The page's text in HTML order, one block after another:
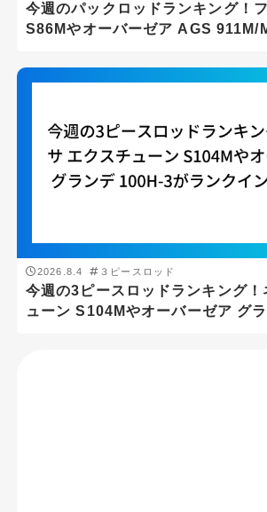
今週のパックロッドランキング！
S86Mやオーバーゼア AGS 911M/
2026.8.4 ３ピースロッド
今週の3ピースロッドランキング！
ューン S104Mやオーバーゼア グ